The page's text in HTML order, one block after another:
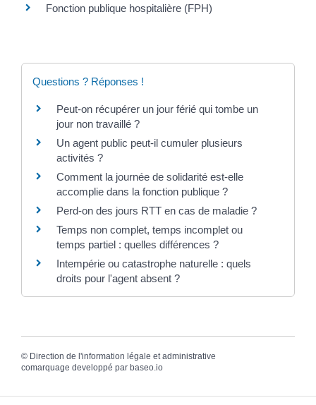
Fonction publique hospitalière (FPH)
Questions ? Réponses !
Peut-on récupérer un jour férié qui tombe un
jour non travaillé ?
Un agent public peut-il cumuler plusieurs
activités ?
Comment la journée de solidarité est-elle
accomplie dans la fonction publique ?
Perd-on des jours RTT en cas de maladie ?
Temps non complet, temps incomplet ou
temps partiel : quelles différences ?
Intempérie ou catastrophe naturelle : quels
droits pour l'agent absent ?
© Direction de l'information légale et administrative
comarquage developpé par baseo.io